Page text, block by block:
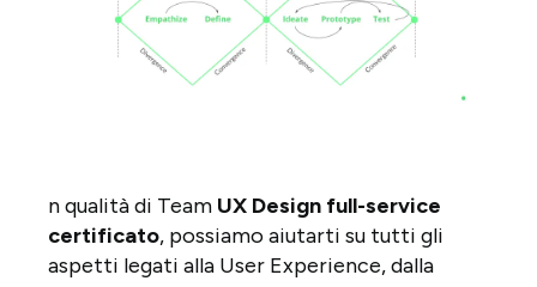
n qualità di Team UX Design full-service
certificato, possiamo aiutarti su tutti gli
aspetti legati alla User Experience, dalla